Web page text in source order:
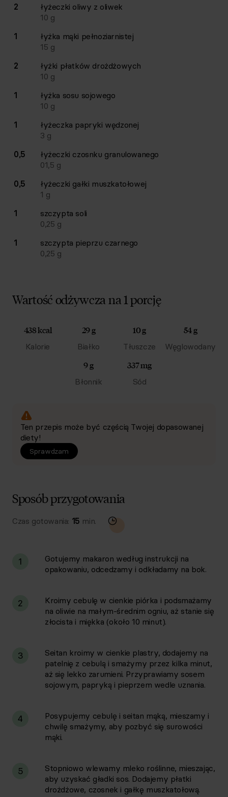
2
łyżeczki oliwy z oliwek
10 g
1
łyżka mąki pełnoziarnistej
15 g
2
łyżki płatków drożdżowych
10 g
1
łyżka sosu sojowego
10 g
1
łyżeczka papryki wędzonej
3 g
0,5
łyżeczki czosnku granulowanego
01,5 g
0,5
łyżeczki gałki muszkatołowej
1 g
1
szczypta soli
0,25 g
1
szczypta pieprzu czarnego
0,25 g
Wartość odżywcza na 1 porcję
438 kcal
Kalorie
29 g
Białko
10 g
Tłuszcze
54 g
Węglowodany
9 g
Błonnik
337 mg
Sód
Ten przepis może być częścią Twojej dopasowanej
diety!
Sprawdzam
Sposób przygotowania
Czas gotowania: 15 min.
1
Gotujemy makaron według instrukcji na
opakowaniu, odcedzamy i odkładamy na bok.
2
Kroimy cebulę w cienkie piórka i podsmażamy
na oliwie na małym-średnim ogniu, aż stanie się
złocista i miękka (około 10 minut).
3
Seitan kroimy w cienkie plastry, dodajemy na
patelnię z cebulą i smażymy przez kilka minut,
aż się lekko zarumieni. Przyprawiamy sosem
sojowym, papryką i pieprzem wedle uznania.
4
Posypujemy cebulę i seitan mąką, mieszamy i
chwilę smażymy, aby pozbyć się surowości
mąki.
5
Stopniowo wlewamy mleko roślinne, mieszając,
aby uzyskać gładki sos. Dodajemy płatki
drożdżowe, czosnek i gałkę muszkatołową.